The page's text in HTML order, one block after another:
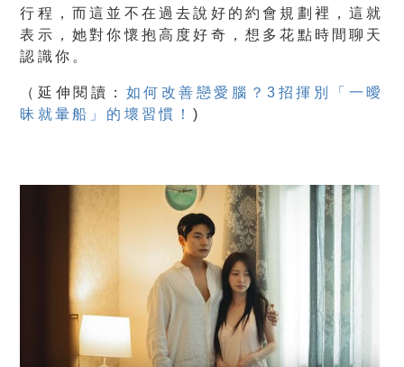
行程，而這並不在過去說好的約會規劃裡，這就
表示，她對你懷抱高度好奇，想多花點時間聊天
認識你。
（ 延伸閱讀： 如何改善戀愛腦？3招揮別「一曖
昧就暈船」的壞習慣！)